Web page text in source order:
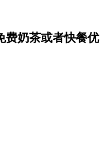
费奶茶或者快餐优